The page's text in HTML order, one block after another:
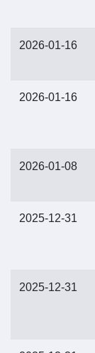
2026-01-16
2026-01-16
2026-01-08
2025-12-31
2025-12-31